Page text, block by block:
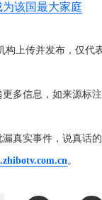
该国最大家庭
构上传并发布，仅
多信息，如来源标
真实事件，说真话
。